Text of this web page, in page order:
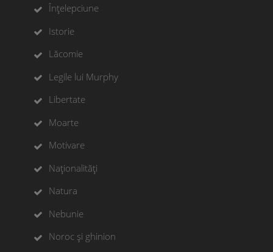
Înțelepciune
Istorie
Lăcomie
Legile lui Murphy
Libertate
Moarte
Motivare
Naționalități
Natura
Nebunie
Noroc și ghinion